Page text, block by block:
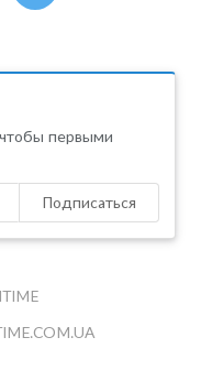
первыми
Подписаться